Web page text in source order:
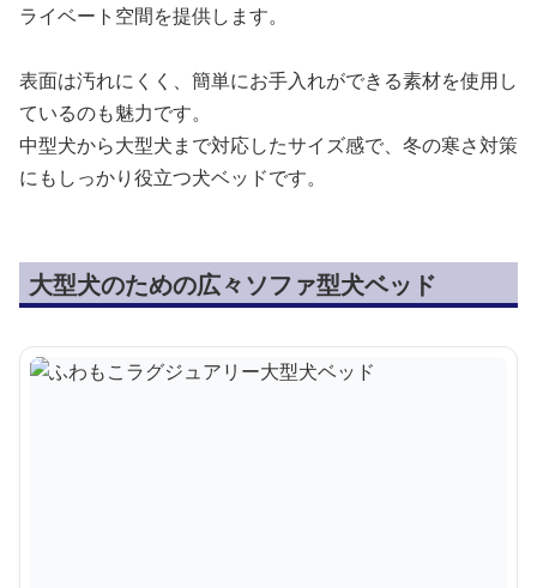
ライベート空間を提供します。
表面は汚れにくく、簡単にお手入れができる素材を使用し
ているのも魅力です。
中型犬から大型犬まで対応したサイズ感で、冬の寒さ対策
にもしっかり役立つ犬ベッドです。
大型犬のための広々ソファ型犬ベッド